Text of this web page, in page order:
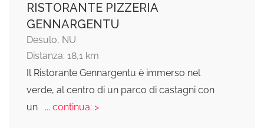
RISTORANTE PIZZERIA
GENNARGENTU
Desulo, NU
Distanza: 18,1 km
Il Ristorante Gennargentu è immerso nel
verde, al centro di un parco di castagni con
un
... continua: >